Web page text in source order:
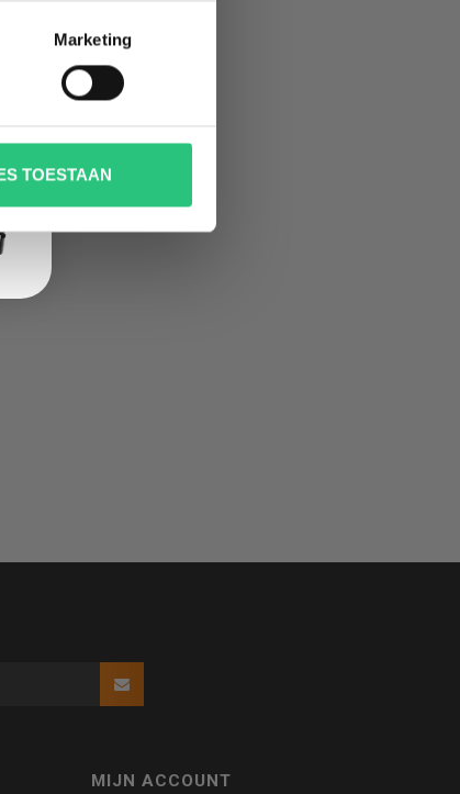
Marketing
TOESTAAN
MIJN ACCOUNT